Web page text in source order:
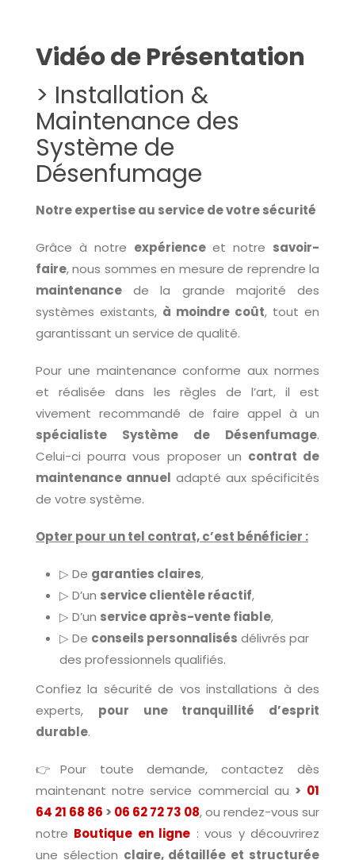
Vidéo de Présentation
> Installation &
Maintenance des
Système de
Désenfumage
Notre expertise au service de votre sécurité
Grâce à notre expérienceet notre savoir-
faire, nous sommes en mesure de reprendre la
maintenance de la grande majorité des
systèmes existants, à moindre coût, tout en
garantissant un service de qualité.
Pour une maintenance conforme aux normes
et réalisée dans les règles de l’art, il est
vivement recommandé de faire appel à un
spécialiste Système de Désenfumage.
Celui-ci pourra vous proposer un contrat de
maintenance annuel adapté aux spécificités
de votre système.
Opter pour un tel contrat, c’est bénéficier :
▷ De garanties claires,
▷ D’un service clientèle réactif,
▷ D’un service après-vente fiable,
▷ De conseils personnalisés délivrés par
des professionnels qualifiés.
Confiez la sécurité de vos installations à des
experts, pour une tranquillité d’esprit
durable.
👉Pour toute demande, contactez dès
maintenant notre service commercial au > 01
64 21 68 86 > 06 62 72 73 08, ou rendez-vous sur
notre Boutique en ligne : vous y découvrirez
une sélection claire, détaillée et structurée